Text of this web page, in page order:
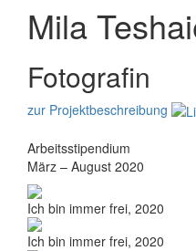
Mila
Fotografin
zur Projektbeschreibung
Arbeitsstipendium
März – August 2020
Ich bin immer frei, 2020
Ich bin immer frei, 2020